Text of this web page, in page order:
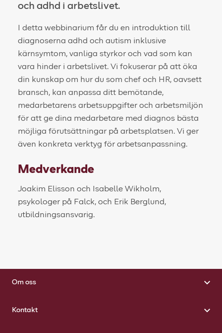
och adhd i arbetslivet.
I detta webbinarium får du en introduktion till
diagnoserna adhd och autism inklusive
kärnsymtom, vanliga styrkor och vad som kan
vara hinder i arbetslivet. Vi fokuserar på att öka
din kunskap om hur du som chef och HR, oavsett
bransch, kan anpassa ditt bemötande,
medarbetarens arbetsuppgifter och arbetsmiljön
för att ge dina medarbetare med diagnos bästa
möjliga förutsättningar på arbetsplatsen. Vi ger
även konkreta verktyg för arbetsanpassning.
Medverkande
Joakim Elisson och Isabelle Wikholm,
psykologer på Falck, och Erik Berglund,
utbildningsansvarig.
Om oss
Kontakt